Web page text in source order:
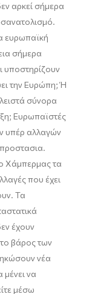
αρκεί σήμερα
ευρωπαϊκή
σήμερα
υποστηρίζουν
την Ευρώπη; Ή
σύνορα
Ευρωπαϊστές
υπέρ αλλαγών
Χάμπερμας τα
που έχει
Τα
έχουν
βάρος των
νέα
μένει να
μέσω